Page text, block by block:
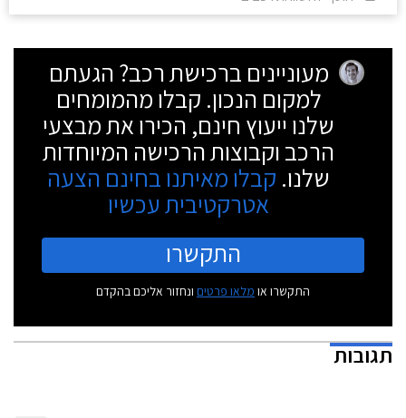
מעוניינים ברכישת רכב? הגעתם
למקום הנכון. קבלו מהמומחים
שלנו ייעוץ חינם, הכירו את מבצעי
הרכב וקבוצות הרכישה המיוחדות
שלנו. קבלו מאיתנו בחינם הצעה
אטרקטיבית עכשיו
התקשרו
התקשרו או מלאו פרטים ונחזור אליכם בהקדם
תגובות